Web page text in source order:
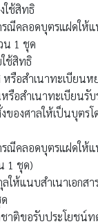
ช้สิทธิ
รณีคลอดบุตรแฝดให้
น 1 ชุด
ช้สิทธิ
หรือสำเนาทะเบียน
อสำเนาทะเบียนรับ
ของศาลให้เป็นบุตร
ณีคลอดบุตรแฝดให้
1 ชุด)
ให้แนบสำเนาเอกส
าติขอรับประโยชน์ท